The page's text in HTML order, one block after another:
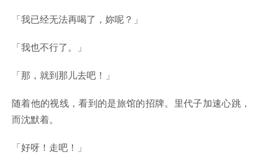
「我已经无法再喝了，妳呢？」
「我也不行了。」
「那，就到那儿去吧！」
随着他的视线，看到的是旅馆的招牌。里代子加速心跳，
而沈默着。
「好呀！走吧！」